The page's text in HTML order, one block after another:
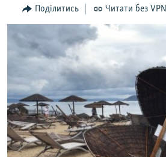
Перейти
до
пошуку
ПОГЛЯД
ВСЕ ЗА ДЕНЬ
СПЕЦПРОЕКТИ
ДЕПОРТАЦІЯ
ВІДЕОУРОКИ «ELIFBE»
СВІДЧЕННЯ ОКУПАЦІЇ
ЯК ОБІЙТИ БЛОКУВАННЯ
Русский
Qırımtatar
Поділитись Читати без VPN